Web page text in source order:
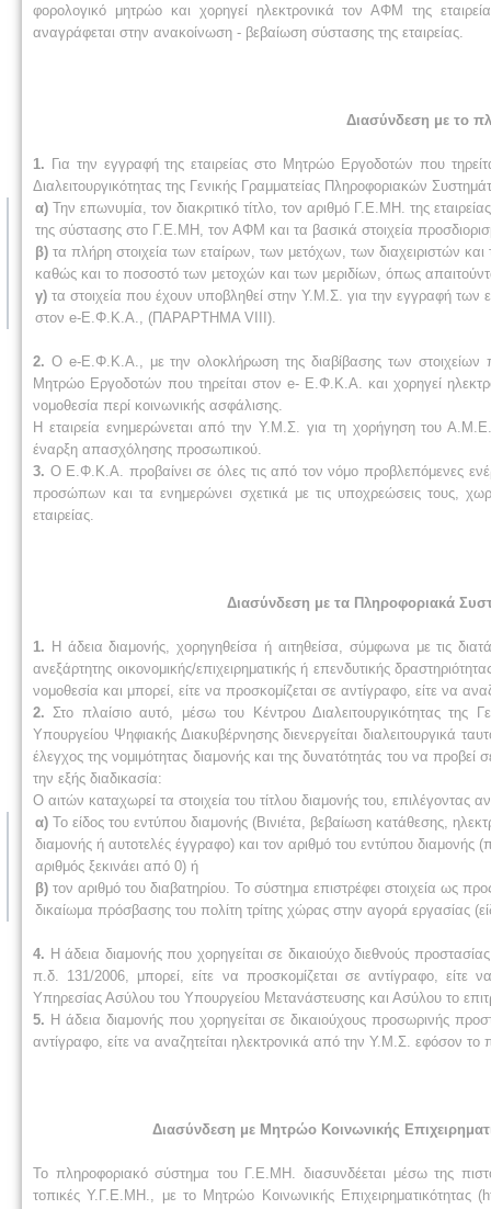
φορολογικό μητρώο και χορηγεί ηλεκτρονικά τον ΑΦΜ της
αναγράφεται στην ανακοίνωση - βεβαίωση σύστασης της εταιρείας.
Διασύνδεση με το
1. Για την εγγραφή της εταιρείας στο Μητρώο Εργοδοτών που
Διαλειτουργικότητας της Γενικής Γραμματείας Πληροφοριακών
α) Την επωνυμία, τον διακριτικό τίτλο, τον αριθμό Γ.Ε.ΜΗ. της
της σύστασης στο Γ.Ε.ΜΗ, τον ΑΦΜ και τα βασικά στοιχεία
β) τα πλήρη στοιχεία των εταίρων, των μετόχων, των διαχειριστών και
καθώς και το ποσοστό των μετοχών και των μεριδίων, όπως
γ) τα στοιχεία που έχουν υποβληθεί στην Υ.Μ.Σ. για την εγγραφή των
στον e-Ε.Φ.Κ.Α., (ΠΑΡΑΡΤΗΜΑ VIII).
2. Ο e-Ε.Φ.Κ.Α., με την ολοκλήρωση της διαβίβασης των στοιχείων
Μητρώο Εργοδοτών που τηρείται στον e- Ε.Φ.Κ.Α. και χορηγεί
νομοθεσία περί κοινωνικής ασφάλισης.
Η εταιρεία ενημερώνεται από την Υ.Μ.Σ. για τη χορήγηση του Α.Μ.Ε.
έναρξη απασχόλησης προσωπικού.
3. Ο Ε.Φ.Κ.Α. προβαίνει σε όλες τις από τον νόμο προβλεπόμενες
προσώπων και τα ενημερώνει σχετικά με τις υποχρεώσεις τους,
εταιρείας.
Διασύνδεση με τα Πληροφοριακά
1. Η άδεια διαμονής, χορηγηθείσα ή αιτηθείσα, σύμφωνα με τις
ανεξάρτητης οικονομικής/επιχειρηματικής ή επενδυτικής
νομοθεσία και μπορεί, είτε να προσκομίζεται σε αντίγραφο, είτε να
2. Στο πλαίσιο αυτό, μέσω του Κέντρου Διαλειτουργικότητας της
Υπουργείου Ψηφιακής Διακυβέρνησης διενεργείται διαλειτουργικά
έλεγχος της νομιμότητας διαμονής και της δυνατότητάς του να
την εξής διαδικασία:
Ο αιτών καταχωρεί τα στοιχεία του τίτλου διαμονής του, επιλέγοντας
α) Το είδος του εντύπου διαμονής (Βινιέτα, βεβαίωση κατάθεσης,
διαμονής ή αυτοτελές έγγραφο) και τον αριθμό του εντύπου
αριθμός ξεκινάει από 0) ή
β) τον αριθμό του διαβατηρίου. Το σύστημα επιστρέφει στοιχεία ως
δικαίωμα πρόσβασης του πολίτη τρίτης χώρας στην αγορά εργασίας
4. Η άδεια διαμονής που χορηγείται σε δικαιούχο διεθνούς
π.δ. 131/2006, μπορεί, είτε να προσκομίζεται σε αντίγραφο,
Υπηρεσίας Ασύλου του Υπουργείου Μετανάστευσης και Ασύλου το
5. Η άδεια διαμονής που χορηγείται σε δικαιούχους προσωρινής
αντίγραφο, είτε να αναζητείται ηλεκτρονικά από την Υ.Μ.Σ. εφόσον
Διασύνδεση με Μητρώο Κοινωνικής
Το πληροφοριακό σύστημα του Γ.Ε.ΜΗ. διασυνδέεται μέσω της
τοπικές Υ.Γ.Ε.ΜΗ., με το Μητρώο Κοινωνικής